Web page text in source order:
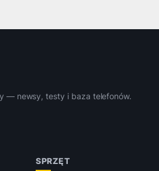
— newsy, testy i baza telefonów.
SPRZĘT